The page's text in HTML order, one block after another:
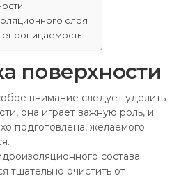
слоя
поверхности
внимание следует уделить
она играет важную роль, и
подготовлена, желаемого
состава
тщательно очистить от